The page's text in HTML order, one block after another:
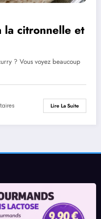
la citronnelle et
? Vous voyez beaucoup
Lire La Suite